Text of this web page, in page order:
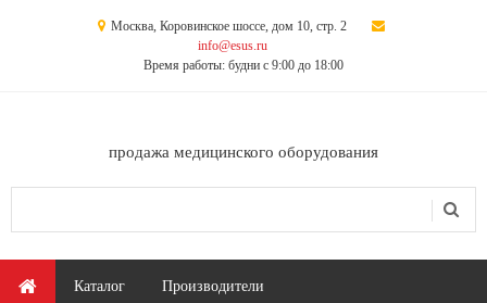
Москва, Коровинское шоссе, дом 10, стр. 2
info@esus.ru
Время работы: будни с 9:00 до 18:00
продажа медицинского оборудования
Главное меню
Каталог Производители